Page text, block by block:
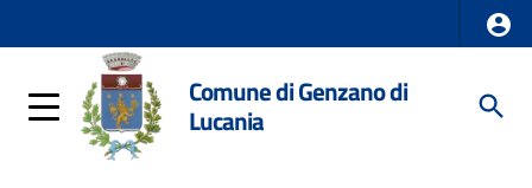
Comune di Genzano di
Lucania